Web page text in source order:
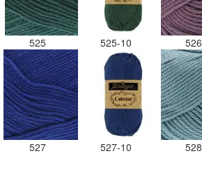
525 525-10 526
527 527-10 528